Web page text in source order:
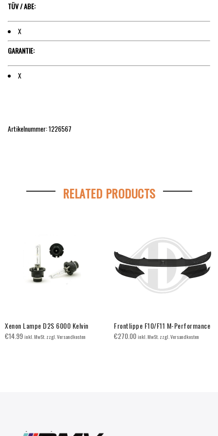
TÜV / ABE:
X
GARANTIE:
X
Artikelnummer: 1226567
RELATED PRODUCTS
Xenon Lampe D2S 6000 Kelvin
€14.99inkl. MwSt. zzgl. Versandkosten
Frontlippe F10/F11 M-Performance
€270.00inkl. MwSt. zzgl. Versandkosten